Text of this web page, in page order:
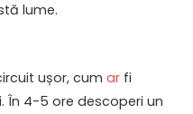
lume.
ușor, cum ar fi
În 4-5 ore descoperi un